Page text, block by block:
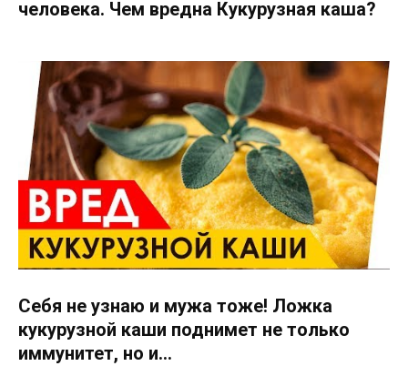
человека. Чем вредна Кукурузная каша?
Себя не узнаю и мужа тоже! Ложка
кукурузной каши поднимет не только
иммунитет, но и…